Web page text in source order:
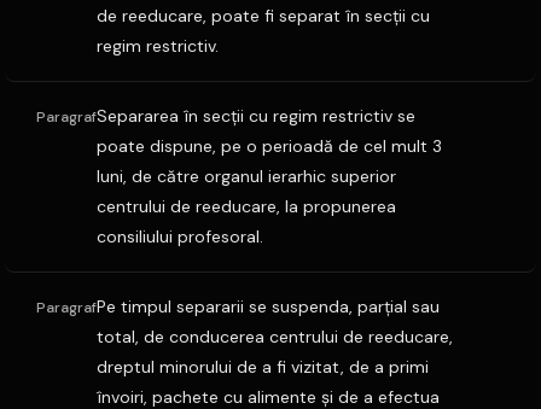
de reeducare, poate fi separat în secţii cu
regim restrictiv.
ParagrafSepararea în secţii cu regim restrictiv se
poate dispune, pe o perioadă de cel mult 3
luni, de către organul ierarhic superior
centrului de reeducare, la propunerea
consiliului profesoral.
ParagrafPe timpul separarii se suspenda, parţial sau
total, de conducerea centrului de reeducare,
dreptul minorului de a fi vizitat, de a primi
învoiri, pachete cu alimente şi de a efectua